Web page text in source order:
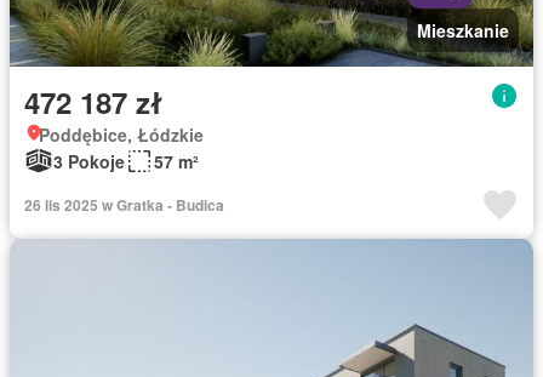
Mieszkanie
472 187 zł
Poddębice, Łódzkie
3 Pokoje
57 m²
26 lis 2025 w Gratka - Budica